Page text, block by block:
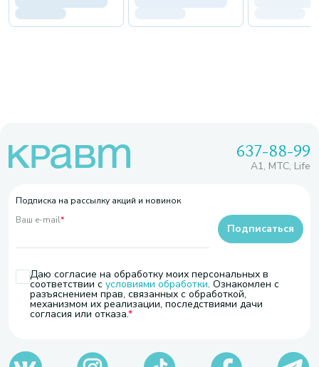
637-88-99
A1, МТС, Life
Подписка на рассылку акций и новинок
Ваш e-mail*
Даю согласие на обработку моих персональных в
соответствии с условиями обработки. Ознакомлен с
разъяснением прав, связанных с обработкой,
механизмом их реализации, последствиями дачи
согласия или отказа.
Подписаться